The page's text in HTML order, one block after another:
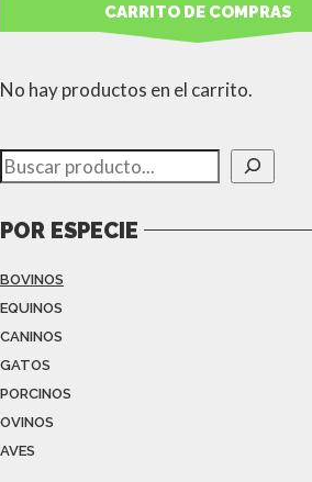
CARRITO DE COMPRAS
No hay productos en el carrito.
Buscar
POR ESPECIE
BOVINOS
EQUINOS
CANINOS
GATOS
PORCINOS
OVINOS
AVES